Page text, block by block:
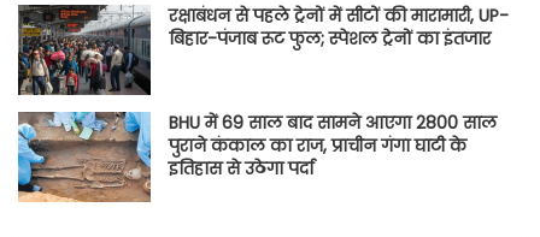
रक्षाबंधन से पहले ट्रेनों में सीटों की मारामारी, UP-
बिहार-पंजाब रूट फुल; स्पेशल ट्रेनों का इंतजार
BHU में 69 साल बाद सामने आएगा 2800 साल
पुराने कंकाल का राज, प्राचीन गंगा घाटी के
इतिहास से उठेगा पर्दा